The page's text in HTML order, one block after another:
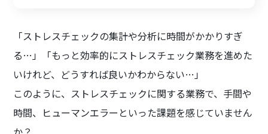
「ストレスチェックの集計や分析に時間がかかりすぎ
る…」「もっと効率的にストレスチェック業務を進めた
いけれど、どうすれば良いかわからない…」
このように、ストレスチェックに関する業務で、手間や
時間、ヒューマンエラーといった課題を感じていません